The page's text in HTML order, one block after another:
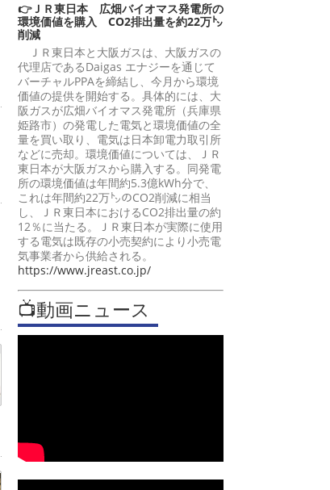
👉ＪＲ東日本 広畑バイオマス発電所の
環境価値を購入 CO2排出量を約22万㌧
削減
ＪＲ東日本と大阪ガスは、大阪ガスの
代理店であるDaigas エナジーを通じて
バーチャルPPAを締結し、今月から環境
価値の提供を開始する。具体的には、大
阪ガスが広畑バイオマス発電所（兵庫県
姫路市）の発電した電気と環境価値の全
量を買い取り、電気は日本卸電力取引所
などに売却。環境価値については、ＪＲ
東日本が大阪ガスから購入する。同発電
所の環境価値は年間約5.3億kWh分で、
これは年間約22万㌧のCO2削減に相当
し、ＪＲ東日本におけるCO2排出量の約
12％に当たる。ＪＲ東日本が実際に使用
する電気は既存の小売契約により小売電
気事業者から供給される。
https://www.jreast.co.jp/
📺動画ニュース